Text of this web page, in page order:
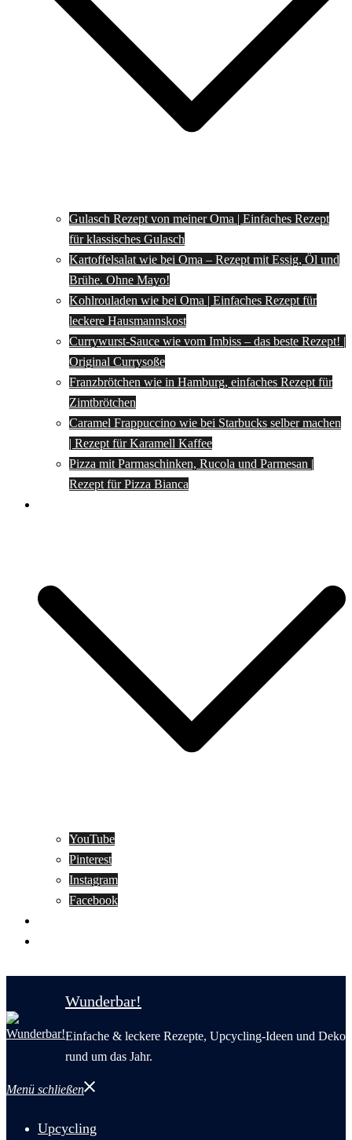
Gulasch Rezept von meiner Oma | Einfaches Rezept
für klassisches Gulasch
Kartoffelsalat wie bei Oma – Rezept mit Essig, Öl und
Brühe. Ohne Mayo!
Kohlrouladen wie bei Oma | Einfaches Rezept für
leckere Hausmannskost
Currywurst-Sauce wie vom Imbiss – das beste Rezept! |
Original Currysoße
Franzbrötchen wie in Hamburg, einfaches Rezept für
Zimtbrötchen
Caramel Frappuccino wie bei Starbucks selber machen
| Rezept für Karamell Kaffee
Pizza mit Parmaschinken, Rucola und Parmesan |
Rezept für Pizza Bianca
YouTube
Pinterest
Instagram
Facebook
Wunderbar!
Einfache & leckere Rezepte, Upcycling-Ideen und Deko
rund um das Jahr.
Menü schließen
Upcycling